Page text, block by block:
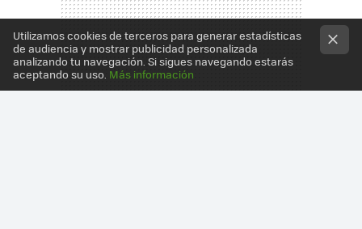
Utilizamos cookies de terceros para generar estadísticas
de audiencia y mostrar publicidad personalizada
analizando tu navegación. Si sigues navegando estarás
aceptando su uso. Más información